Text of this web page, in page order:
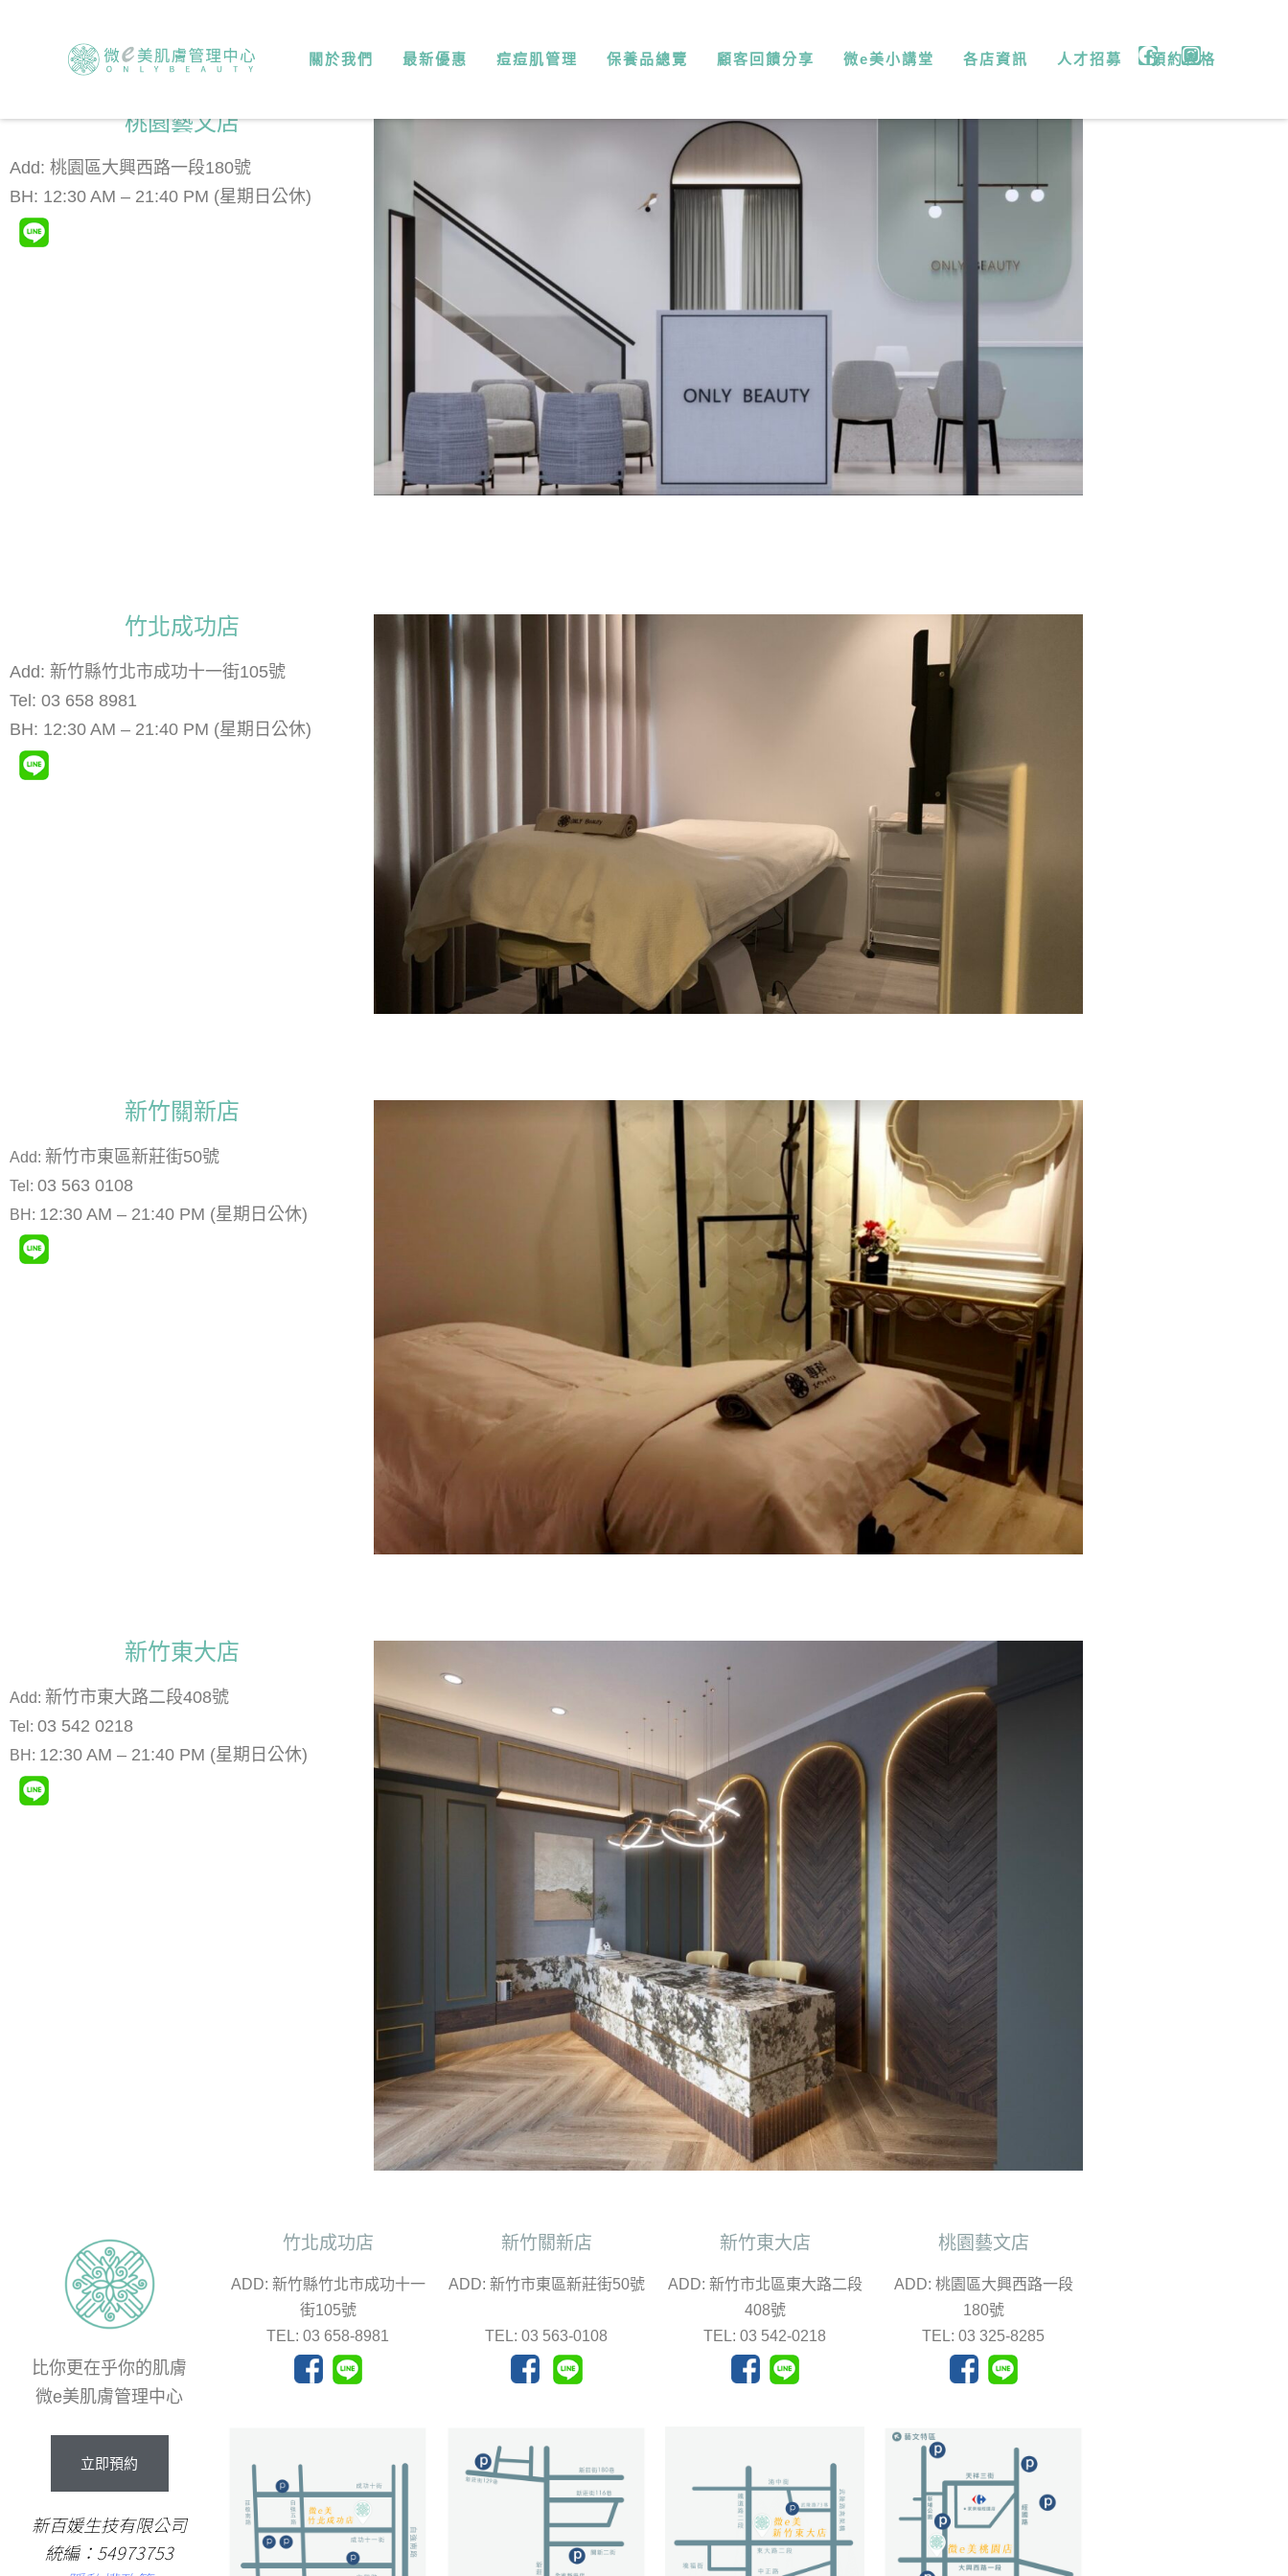
關於我們 最新優惠 痘痘肌管理 保養品總覽 顧客回饋分享 微e美小講堂 各店資訊 人才招募 預約表格
桃園藝文店
Add: 桃園區大興西路一段180號
BH: 12:30 AM – 21:40 PM (星期日公休)
竹北成功店
Add: 新竹縣竹北市成功十一街105號
Tel: 03 658 8981
BH: 12:30 AM – 21:40 PM (星期日公休)
新竹關新店
Add: 新竹市東區新莊街50號
Tel: 03 563 0108
BH: 12:30 AM – 21:40 PM (星期日公休)
新竹東大店
Add: 新竹市東大路二段408號
Tel: 03 542 0218
BH: 12:30 AM – 21:40 PM (星期日公休)
比你更在乎你的肌膚
微e美肌膚管理中心
立即預約
新百媛生技有限公司
統編：54973753
竹北成功店
ADD: 新竹縣竹北市成功十一
街105號
TEL: 03 658-8981
新竹關新店
ADD: 新竹市東區新莊街50號
TEL: 03 563-0108
新竹東大店
ADD: 新竹市北區東大路二段
408號
TEL: 03 542-0218
桃園藝文店
ADD: 桃園區大興西路一段
180號
TEL: 03 325-8285